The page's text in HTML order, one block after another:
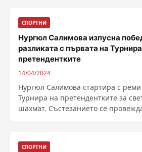
СПОРТНИ
Нургюл Салимова изпусна
разликата с първата на
претендентките
14/04/2024
Нургюл Салимова стартира с реми
Турнира на претендентките за
шахмат. Състезанието се
СПОРТНИ